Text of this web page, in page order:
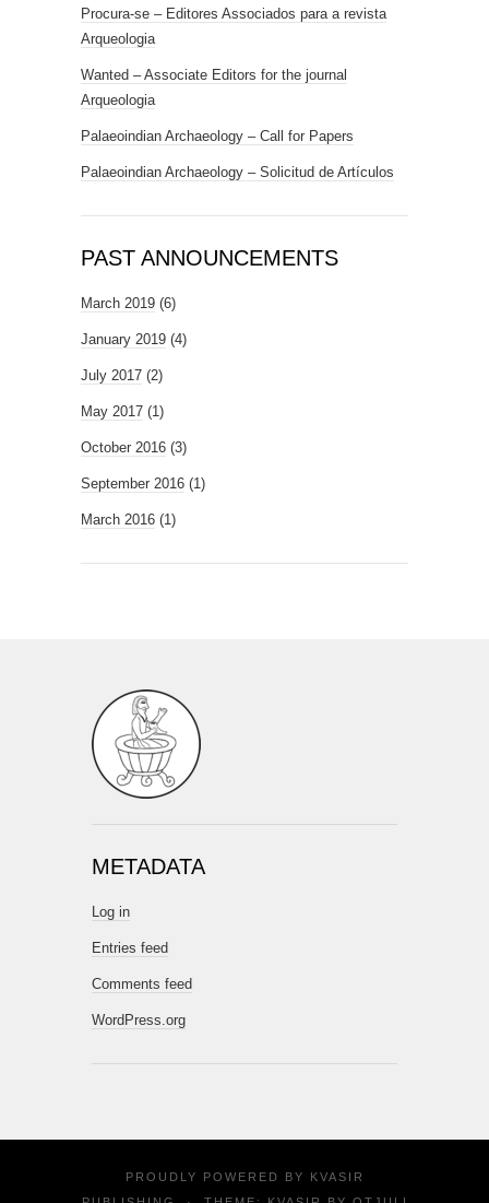
Procura-se – Editores Associados para a revista
Arqueologia
Wanted – Associate Editors for the journal
Arqueologia
Palaeoindian Archaeology – Call for Papers
Palaeoindian Archaeology – Solicitud de Artículos
PAST ANNOUNCEMENTS
March 2019 (6)
January 2019 (4)
July 2017 (2)
May 2017 (1)
October 2016 (3)
September 2016 (1)
March 2016 (1)
METADATA
Log in
Entries feed
Comments feed
WordPress.org
PROUDLY POWERED BY
KVASIR